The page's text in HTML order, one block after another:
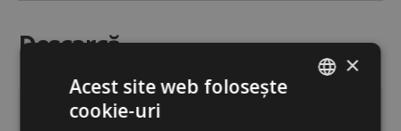
Descarcă
Fișă tehnică|DESCHIDE
×
Acest site web folosește
cookie-uri